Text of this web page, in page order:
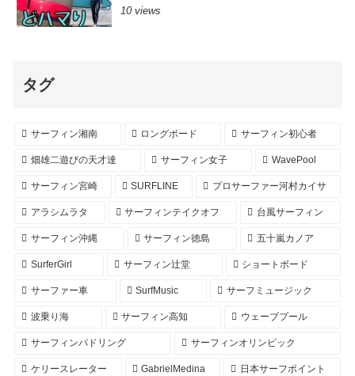
10 views
タグ
サーフィン湘南 ロングボード サーフィン初心者
畑雄二遊びの天才達 サーフィン女子 WavePool
サーフィン宮崎 SURFLINE プロサーファー河村カイサ
アラシムラタ サーフィンテイクオフ 台風サーフィン
サーフィン沖縄 サーフィン徳島 五十嵐カノア
SurferGirl サーフィン辻堂 ショートボード
サーファー車 SurfMusic サーフミュージック
波乗り海 サーフィン高知 ウェーブプール
サーフィンパドリング サーフィンオリンピック
ケリースレーター GabrielMedina 日本サーフポイント